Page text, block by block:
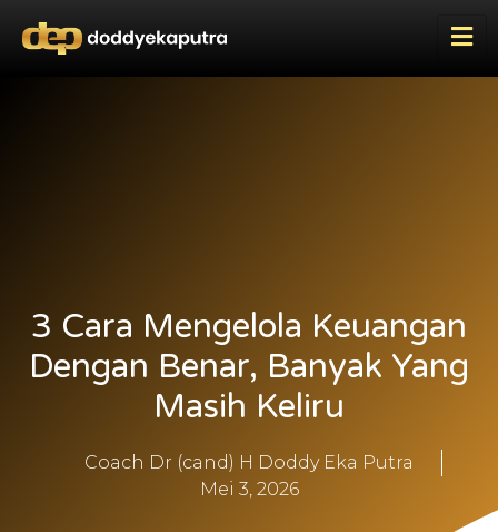
3 Cara Mengelola Keuangan
Dengan Benar, Banyak Yang
Masih Keliru
Coach Dr (cand) H Doddy Eka Putra
Mei 3, 2026